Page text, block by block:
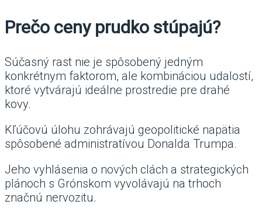
Prečo ceny prudko stúpajú?
Súčasný rast nie je spôsobený jedným
konkrétnym faktorom, ale kombináciou udalostí,
ktoré vytvárajú ideálne prostredie pre drahé
kovy.
Kľúčovú úlohu zohrávajú geopolitické napätia
spôsobené administratívou Donalda Trumpa.
Jeho vyhlásenia o nových clách a strategických
plánoch s Grónskom vyvolávajú na trhoch
značnú nervozitu.